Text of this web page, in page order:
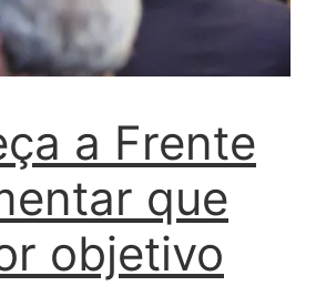
a Frente
que
objetivo